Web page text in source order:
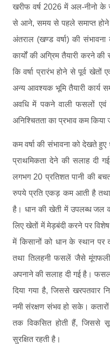
खरीफ वर्ष 2026 में अल-नीनो के
से आने, समय से पहले समाप्त होने
अंतराल (खण्ड वर्षा) की
कार्यों की अग्रिम तैयारी करने
कि वर्षा प्रारंभ होने से पूर्व
अन्य आवश्यक भूमि तैयारी कार्य
अवधि में पकने वाली फसलों एवं
अनिश्चितता का प्रभाव कम
कम वर्षा की संभावना को देखते हुए
प्राथमिकता देने की सलाह दी
लगभग 20 प्रतिशत पानी की
रुपये प्रति एकड़ कम आती है
है। धान की खेती में उपलब्ध जल
लिए खेतों में मेड़बंदी करने पर विशेष
में किसानों को धान के स्थान
तथा तिलहनी फसलें जैसे मूंगफली,
अपनाने की सलाह दी गई है।
दिया गया है, जिससे खरपतवार
नमी संरक्षण संभव हो सके।
तक विकसित होती हैं, जिससे
सुरक्षित रहती है।